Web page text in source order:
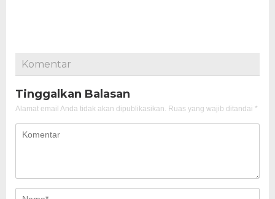
Komentar
Tinggalkan Balasan
Alamat email Anda tidak akan dipublikasikan. Ruas yang wajib ditandai *